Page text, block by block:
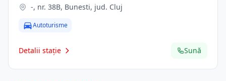
-, nr. 38B, Bunesti, jud. Cluj
Autoturisme
Detalii stație Sună